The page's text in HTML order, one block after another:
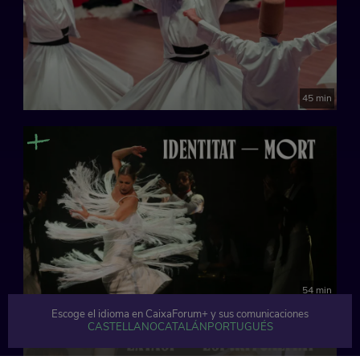
45 min
54 min
Escoge el idioma en CaixaForum+ y sus comunicaciones
CASTELLANOCATALÁNPORTUGUÉS